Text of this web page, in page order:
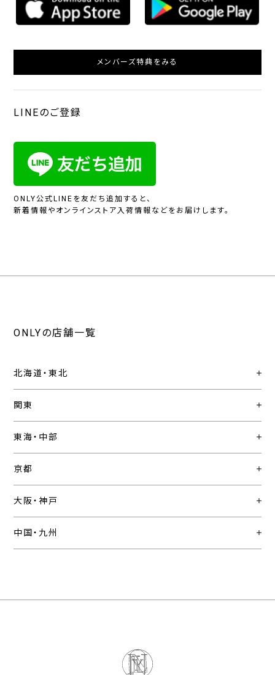
メンバーズ特典をみる
LINEのご登録
ONLY公式LINEを友だち追加すると、
新着情報やオンラインストア入荷情報などをお届けします。
ONLYの店舗一覧
北海道・東北
関東
東海・中部
京都
大阪・神戸
中国・九州